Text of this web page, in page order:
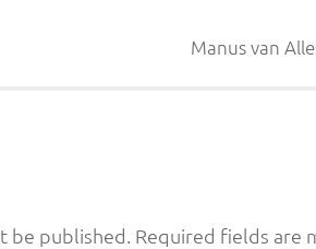
Manus van
be published. Required fields are